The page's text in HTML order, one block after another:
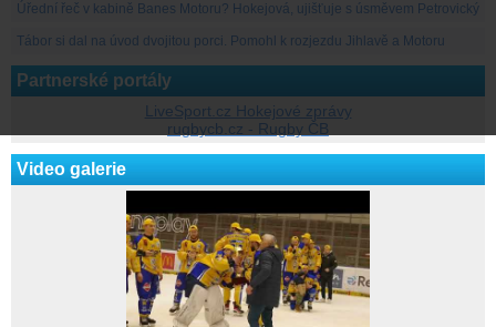
Úřední řeč v kabině Banes Motoru? Hokejová, ujišťuje s úsměvem Petrovický
Tábor si dal na úvod dvojitou porci. Pomohl k rozjezdu Jihlavě a Motoru
Partnerské portály
LiveSport.cz Hokejové zprávy
rugbycb.cz - Rugby ČB
Video galerie